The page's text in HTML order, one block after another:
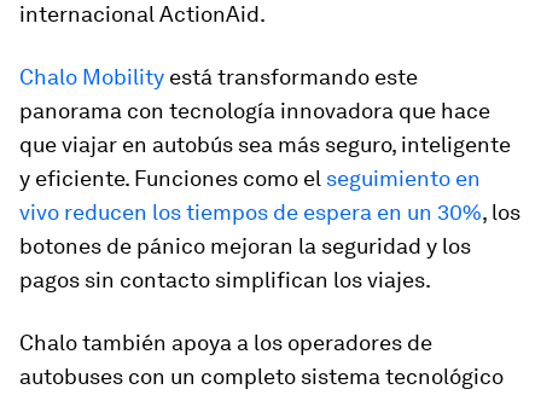
internacional ActionAid.
Chalo Mobility está transformando este
panorama con tecnología innovadora que hace
que viajar en autobús sea más seguro, inteligente
y eficiente. Funciones como el seguimiento en
vivo reducen los tiempos de espera en un 30%, los
botones de pánico mejoran la seguridad y los
pagos sin contacto simplifican los viajes.
Chalo también apoya a los operadores de
autobuses con un completo sistema tecnológico